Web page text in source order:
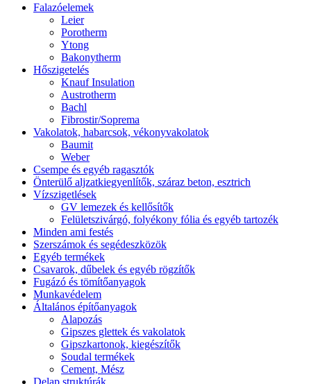
Falazóelemek
Leier
Porotherm
Ytong
Bakonytherm
Hőszigetelés
Knauf Insulation
Austrotherm
Bachl
Fibrostir/Soprema
Vakolatok, habarcsok, vékonyvakolatok
Baumit
Weber
Csempe és egyéb ragasztók
Önterülő aljzatkiegyenlítők, száraz beton, esztrich
Vízszigetlések
GV lemezek és kellősítők
Felületszivárgó, folyékony fólia és egyéb tartozék
Minden ami festés
Szerszámok és segédeszközök
Egyéb termékek
Csavarok, dűbelek és egyéb rögzítők
Fugázó és tömítőanyagok
Munkavédelem
Általános építőanyagok
Alapozás
Gipszes glettek és vakolatok
Gipszkartonok, kiegészítők
Soudal termékek
Cement, Mész
Delap struktúrák